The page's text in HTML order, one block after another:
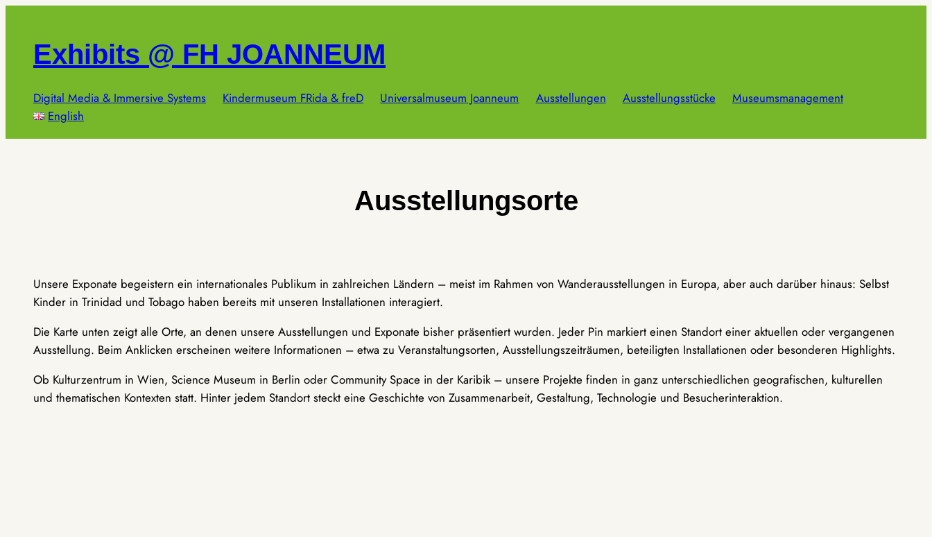
springenExhibits @ FH JOANNEUM
Digital Media & Immersive Systems Kindermuseum FRida & freD Universalmuseum Joanneum Ausstellungen Ausstellungsstücke
Museumsmanagement
English
Ausstellungsorte
Unsere Exponate begeistern ein internationales Publikum in zahlreichen Ländern – meist im Rahmen von Wanderausstellungen in Europa, aber auch darüber hinaus: Selbst
Kinder in Trinidad und Tobago haben bereits mit unseren Installationen interagiert.
Die Karte unten zeigt alle Orte, an denen unsere Ausstellungen und Exponate bisher präsentiert wurden. Jeder Pin markiert einen Standort einer aktuellen oder vergangenen
Ausstellung. Beim Anklicken erscheinen weitere Informationen – etwa zu Veranstaltungsorten, Ausstellungszeiträumen, beteiligten Installationen oder besonderen Highlights.
Ob Kulturzentrum in Wien, Science Museum in Berlin oder Community Space in der Karibik – unsere Projekte finden in ganz unterschiedlichen geografischen, kulturellen
und thematischen Kontexten statt. Hinter jedem Standort steckt eine Geschichte von Zusammenarbeit, Gestaltung, Technologie und Besucherinteraktion.